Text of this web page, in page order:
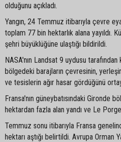
olduğunu açıkladı.
Yangın, 24 Temmuz itibarıyla çevre
toplam 77 bin hektarlık alana yayıldı.
şehri büyüklüğüne ulaştığı bildirildi.
NASA'nın Landsat 9 uydusu
bölgedeki barajların çevresinin,
ve tesislerin ağır hasar gördüğünü
Fransa'nın güneybatısındaki Gironde
hektardan fazla alan yandı ve Le
Temmuz sonu itibarıyla Fransa
hektarı aştığı belirtildi. Avrupa Orman